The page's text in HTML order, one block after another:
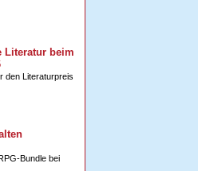
Literatur beim
den Literaturpreis
Bundle bei